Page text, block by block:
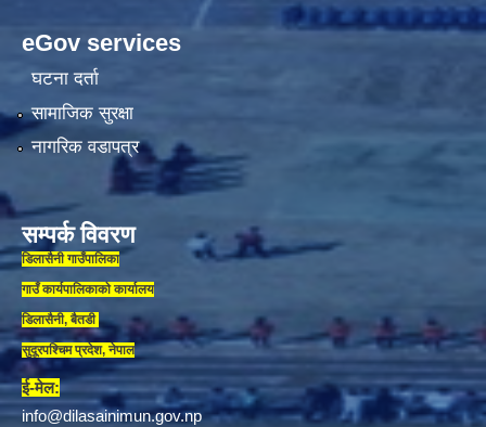
eGov services
घटना दर्ता
सामाजिक सुरक्षा
नागरिक वडापत्र
सम्पर्क विवरण
डिलासैनी गाउँपालिका
गाउँ कार्यपालिकाकाे कार्यालय
डिलासैनी, बैतडी
सुदूरपश्चिम प्रदेश, नेपाल
ई-मेल:
info@dilasainimun.gov.np